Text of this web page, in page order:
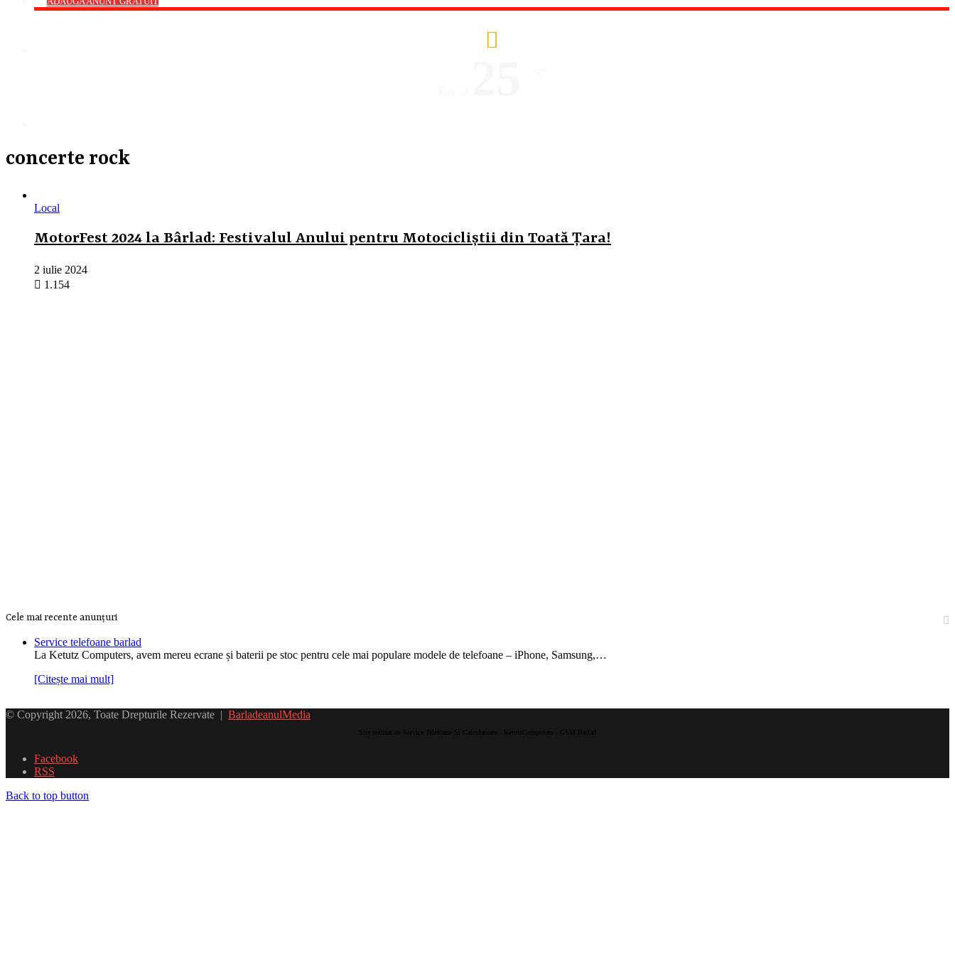
concerte rock
Local
MotorFest 2024 la Bârlad: Festivalul Anului pentru Motocicliștii din Toată Țara!
2 iulie 2024
1.154
Cele mai recente anunțuri
Service telefoane barlad
La Ketutz Computers, avem mereu ecrane și baterii pe stoc pentru cele mai populare modele de telefoane – iPhone, Samsung,…
[Citește mai mult]
© Copyright 2026, Toate Drepturile Rezervate | BarladeanulMedia
Facebook
RSS
Back to top button